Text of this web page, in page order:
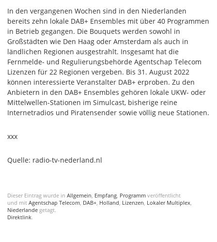
In den vergangenen Wochen sind in den Niederlanden
bereits zehn lokale DAB+ Ensembles mit über 40 Programmen
in Betrieb gegangen. Die Bouquets werden sowohl in
Großstädten wie Den Haag oder Amsterdam als auch in
ländlichen Regionen ausgestrahlt. Insgesamt hat die
Fernmelde- und Regulierungsbehörde Agentschap Telecom
Lizenzen für 22 Regionen vergeben. Bis 31. August 2022
können interessierte Veranstalter DAB+ erproben. Zu den
Anbietern in den DAB+ Ensembles gehören lokale UKW- oder
Mittelwellen-Stationen im Simulcast, bisherige reine
Internetradios und Piratensender sowie völlig neue Stationen.
xxx
Quelle: radio-tv-nederland.nl
Dieser Eintrag wurde in Allgemein, Empfang, Programm veröffentlicht
und mit Agentschap Telecom, DAB+, Holland, Lizenzen, Lokaler Multiplex,
Niederlande getagt.
Direktlink.